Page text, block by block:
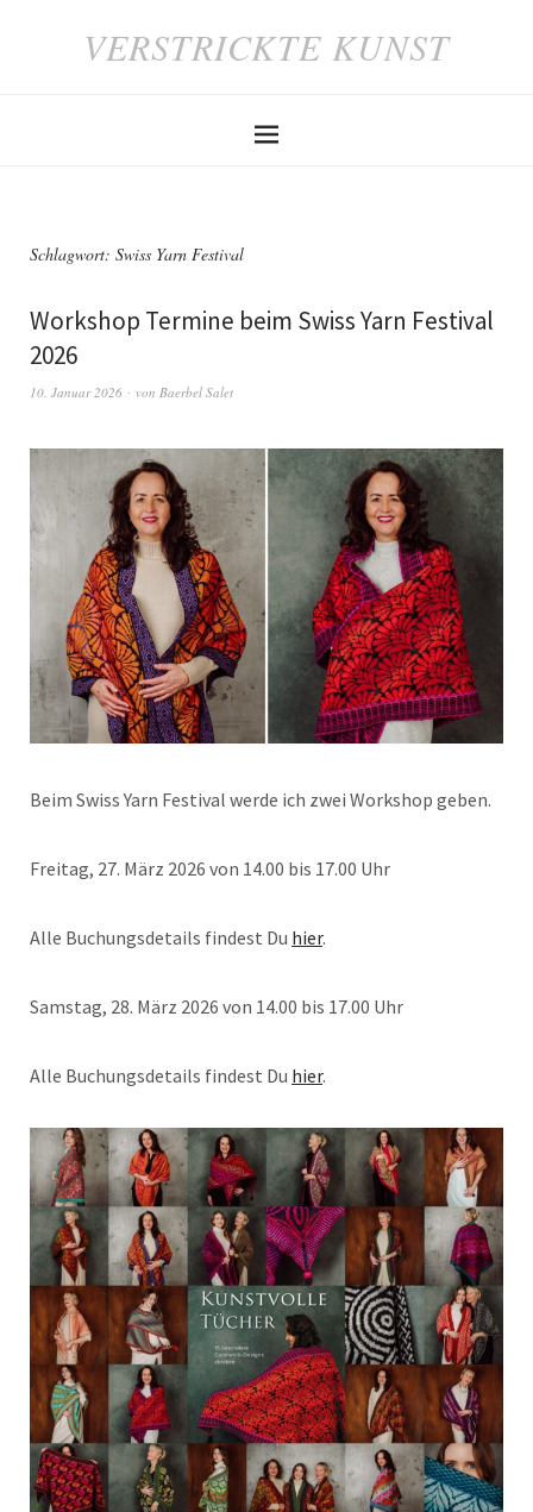
VERSTRICKTE KUNST
Schlagwort: Swiss Yarn Festival
Workshop Termine beim Swiss Yarn Festival
2026
10. Januar 2026 von Baerbel Salet
Beim Swiss Yarn Festival werde ich zwei Workshop geben.
Freitag, 27. März 2026 von 14.00 bis 17.00 Uhr
Alle Buchungsdetails findest Du hier.
Samstag, 28. März 2026 von 14.00 bis 17.00 Uhr
Alle Buchungsdetails findest Du hier.